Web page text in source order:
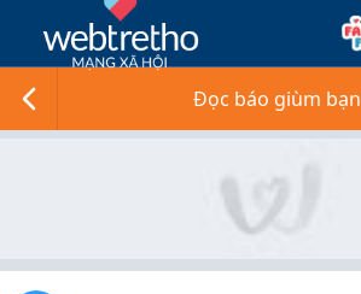
Đọc báo giùm bạn